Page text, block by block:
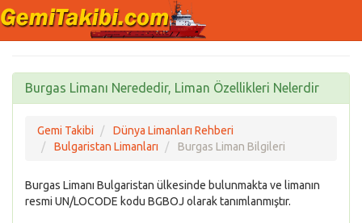
Burgas Limanı Nerededir, Liman Özellikleri Nelerdir
Gemi Takibi
Dünya Limanları Rehberi
Bulgaristan Limanları
Burgas Liman Bilgileri
Burgas Limanı Bulgaristan ülkesinde bulunmakta ve limanın
resmi UN/LOCODE kodu BGBOJ olarak tanımlanmıştır.